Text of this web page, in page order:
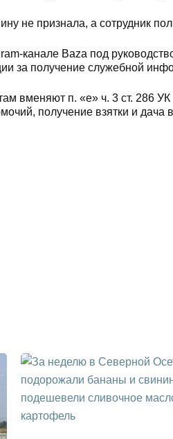
не признала, а сотрудник
канале Baza под
за получение служебной
вменяют п. «е» ч. 3 ст. 286
получение взятки и дача